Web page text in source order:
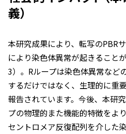
義）
本研究成果により、転写のPBR
により染色体異常が起きること
3）。Rループは染色体異常など
するだけではなく、生理的に重
報告されています。今後、本研
プの物理的また機能的特徴をよ
セントロメア反復配列を介した